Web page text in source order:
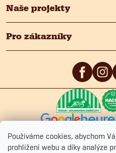
Používáme cookies, abychom
prohlížení webu a díky analýze
Naše projekty
Pro zákazníky
5 4.9 /5